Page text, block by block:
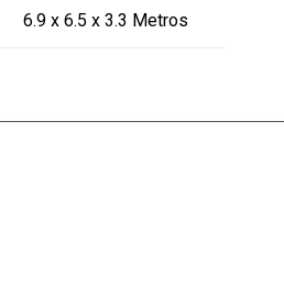
6.9 x 6.5 x 3.3 Metros